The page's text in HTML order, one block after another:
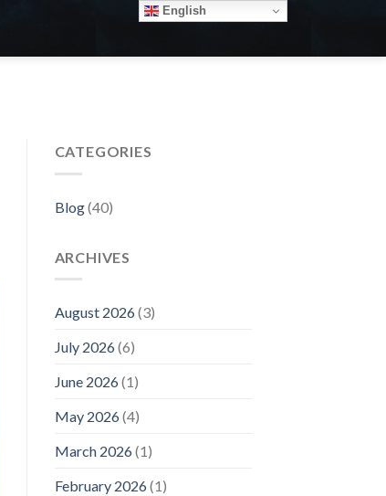
CATEGORIES
Blog(40)
ARCHIVES
August 2026(3)
July 2026(6)
June 2026(1)
May 2026(4)
March 2026(1)
February 2026(1)
English